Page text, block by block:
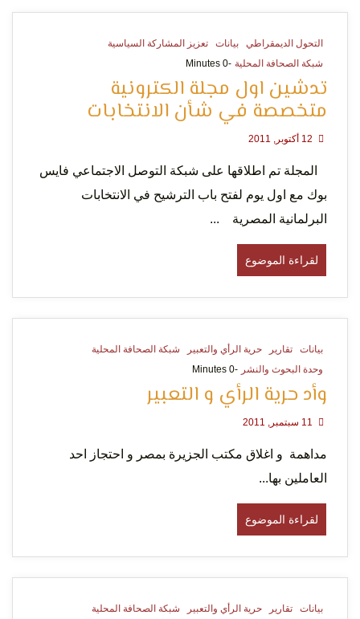
التحول الديمقراطي بيانات
تعزيز المشاركة السياسية
شبكة الصحافة المحلية -0 Minutes
تدشين اول مجلة الكترونية
متخصصة في شأن الانتخابات
المجلة تم اطلاقها على شبكة التوصل الاجتماعي فايس
بوك مع اول يوم لفتح باب الترشيح في الانتخابات
البرلمانية المصرية ...
لقراءة الموضوع
بيانات تقارير حرية الرأي والتعبير
شبكة الصحافة المحلية
وحدة البحوث والنشر -0 Minutes
وأد حرية الرأي و التعبير
مداهمة و اغلاق مكتب الجزيرة بمصر و احتجاز احد
العاملين بها...
لقراءة الموضوع
بيانات تقارير حرية الرأي والتعبير شبكة الصحافة المحلية